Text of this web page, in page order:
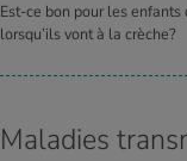
Est-ce bon pour les enfants
lorsqu’ils vont à la crèche?
Maladies